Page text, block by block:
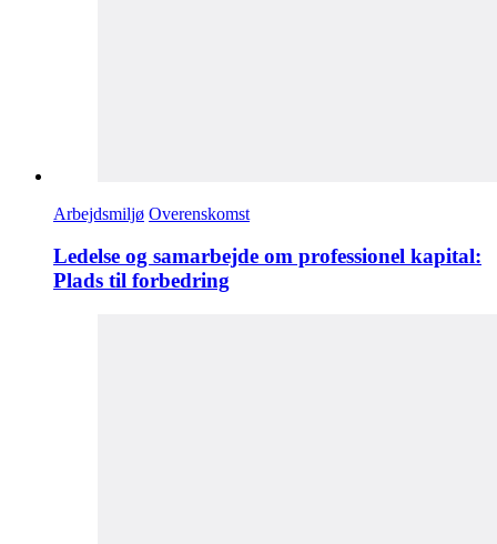
Arbejdsmiljø Overenskomst
Ledelse og samarbejde om professionel kapital:
Plads til forbedring